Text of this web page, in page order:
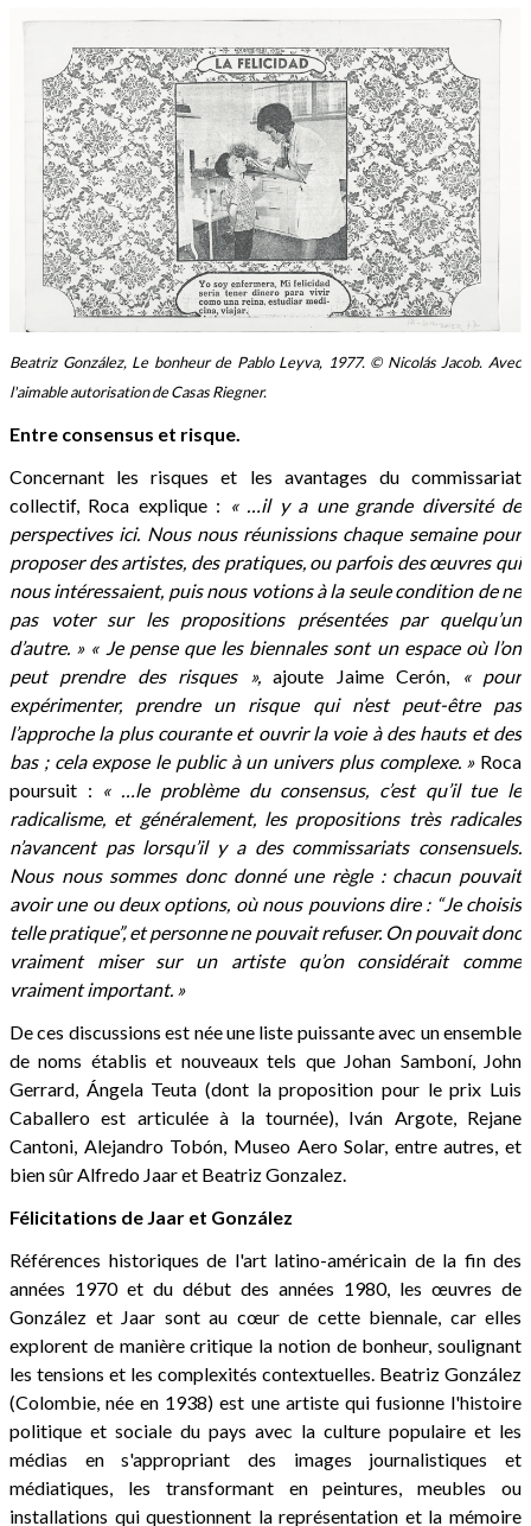
Beatriz González, Le bonheur de Pablo Leyva, 1977. © Nicolás Jacob. Avec
l'aimable autorisation de Casas Riegner.
Entre consensus et risque.
Concernant les risques et les avantages du commissariat
collectif, Roca explique : « …il y a une grande diversité de
perspectives ici. Nous nous réunissions chaque semaine pour
proposer des artistes, des pratiques, ou parfois des œuvres qui
nous intéressaient, puis nous votions à la seule condition de ne
pas voter sur les propositions présentées par quelqu’un
d’autre. » « Je pense que les biennales sont un espace où l’on
peut prendre des risques », ajoute Jaime Cerón,
« pour
expérimenter, prendre un risque qui n’est peut-être pas
l’approche la plus courante et ouvrir la voie à des hauts et des
bas ; cela expose le public à un univers plus complexe. »Roca
poursuit : « …le problème du consensus, c’est qu’il tue le
radicalisme, et généralement, les propositions très radicales
n’avancent pas lorsqu’il y a des commissariats consensuels.
Nous nous sommes donc donné une règle : chacun pouvait
avoir une ou deux options, où nous pouvions dire : “Je choisis
telle pratique”, et personne ne pouvait refuser. On pouvait donc
vraiment miser sur un artiste qu’on considérait comme
vraiment important. »
De ces discussions est née une liste puissante avec un ensemble
de noms établis et nouveaux tels que Johan Samboní, John
Gerrard, Ángela Teuta (dont la proposition pour le prix Luis
Caballero est articulée à la tournée), Iván Argote, Rejane
Cantoni, Alejandro Tobón, Museo Aero Solar, entre autres, et
bien sûr Alfredo Jaar et Beatriz Gonzalez.
Félicitations de Jaar et González
Références historiques de l'art latino-américain de la fin des
années 1970 et du début des années 1980, les œuvres de
González et Jaar sont au cœur de cette biennale, car elles
explorent de manière critique la notion de bonheur, soulignant
les tensions et les complexités contextuelles. Beatriz González
(Colombie, née en 1938) est une artiste qui fusionne l'histoire
politique et sociale du pays avec la culture populaire et les
médias en s'appropriant des images journalistiques et
médiatiques, les transformant en peintures, meubles ou
installations qui questionnent la représentation et la mémoire